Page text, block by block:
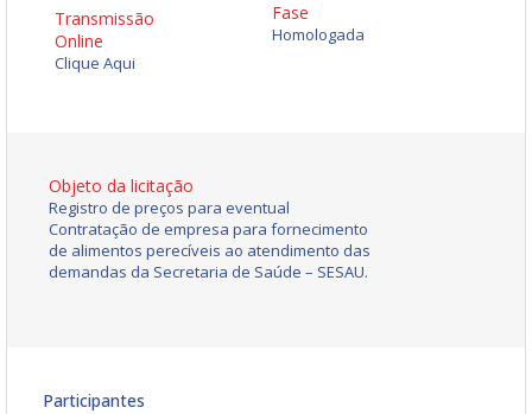
Transmissão
Online
Clique Aqui
Fase
Homologada
Objeto da licitação
Registro de preços para eventual
Contratação de empresa para fornecimento
de alimentos perecíveis ao atendimento das
demandas da Secretaria de Saúde – SESAU.
Participantes